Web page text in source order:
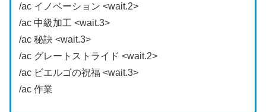
/ac イノベーション <wait.2>
/ac 中級加工 <wait.3>
/ac 秘訣 <wait.3>
/ac グレートストライド <wait.2>
/ac ビエルゴの祝福 <wait.3>
/ac 作業